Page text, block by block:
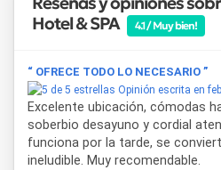
disponible todos los días para
costo adicional.
El SPA del Canal Beagle Hotel &
domingo de 14 a 22 horas e
climatizada, sauna húmedo,
de relajación con duchas
con cintas, racks, bancos y
7 a 22 horas. De forma adicional
Hotel & SPA
4.1 / Muy bien!
“ OFRECE TODO LO NECESARIO ”
Opinión escrita en
Excelente ubicación, cómodas
soberbio desayuno y cordial
funciona por la tarde, se
ineludible. Muy recomendable.